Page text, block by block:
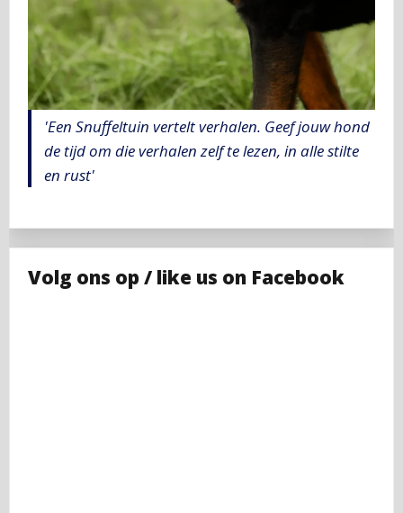
'Een Snuffeltuin vertelt verhalen. Geef jouw hond
de tijd om die verhalen zelf te lezen, in alle stilte
en rust'
Volg ons op / like us on Facebook